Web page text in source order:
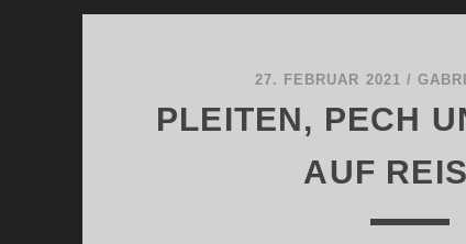
27. FEBRUAR 2021 /
PLEITEN, PECH
AUF